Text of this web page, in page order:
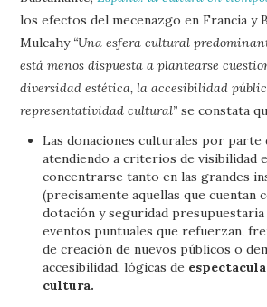
los efectos del mecenazgo en Francia y
Mulcahy “Una esfera cultural
está menos dispuesta a plantearse
diversidad estética, la accesibilidad
representatividad cultural”se constata
Las donaciones culturales por parte
atendiendo a criterios de visibilidad
concentrarse tanto en las grandes
(precisamente aquellas que cuentan
dotación y seguridad
eventos puntuales que refuerzan,
de creación de nuevos públicos o
accesibilidad, lógicas de
cultura.